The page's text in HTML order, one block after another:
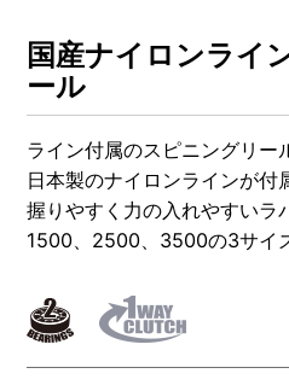
国産ナイロンライ
ール
ライン付属のスピニングリー
日本製のナイロンラインが付
握りやすく力の入れやすいラ
1500、2500、3500の3サイ